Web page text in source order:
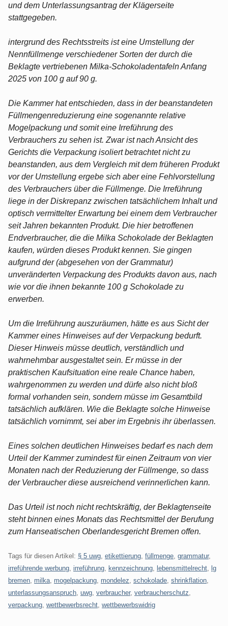
und dem Unterlassungsantrag der Klägerseite
stattgegeben.
intergrund des Rechtsstreits ist eine Umstellung der
Nennfüllmenge verschiedener Sorten der durch die
Beklagte vertriebenen Milka-Schokoladentafeln Anfang
2025 von 100 g auf 90 g.
Die Kammer hat entschieden, dass in der beanstandeten
Füllmengenreduzierung eine sogenannte relative
Mogelpackung und somit eine Irreführung des
Verbrauchers zu sehen ist. Zwar ist nach Ansicht des
Gerichts die Verpackung isoliert betrachtet nicht zu
beanstanden, aus dem Vergleich mit dem früheren Produkt
vor der Umstellung ergebe sich aber eine Fehlvorstellung
des Verbrauchers über die Füllmenge. Die Irreführung
liege in der Diskrepanz zwischen tatsächlichem Inhalt und
optisch vermittelter Erwartung bei einem dem Verbraucher
seit Jahren bekannten Produkt. Die hier betroffenen
Endverbraucher, die die Milka Schokolade der Beklagten
kaufen, würden dieses Produkt kennen. Sie gingen
aufgrund der (abgesehen von der Grammatur)
unveränderten Verpackung des Produkts davon aus, nach
wie vor die ihnen bekannte 100 g Schokolade zu
erwerben.
Um die Irreführung auszuräumen, hätte es aus Sicht der
Kammer eines Hinweises auf der Verpackung bedurft.
Dieser Hinweis müsse deutlich, verständlich und
wahrnehmbar ausgestaltet sein. Er müsse in der
praktischen Kaufsituation eine reale Chance haben,
wahrgenommen zu werden und dürfe also nicht bloß
formal vorhanden sein, sondern müsse im Gesamtbild
tatsächlich aufklären. Wie die Beklagte solche Hinweise
tatsächlich vornimmt, sei aber im Ergebnis ihr überlassen.
Eines solchen deutlichen Hinweises bedarf es nach dem
Urteil der Kammer zumindest für einen Zeitraum von vier
Monaten nach der Reduzierung der Füllmenge, so dass
der Verbraucher diese ausreichend verinnerlichen kann.
Das Urteil ist noch nicht rechtskräftig, der Beklagtenseite
steht binnen eines Monats das Rechtsmittel der Berufung
zum Hanseatischen Oberlandesgericht Bremen offen.
Tags für diesen Artikel: § 5 uwg etikettierung füllmenge grammatur,
irreführende werbung irreführung kennzeichnung lebensmittelrecht
lg
bremen milka mogelpackung mondelez schokolade shrinkflation
unterlassungsanspruch uwg verbraucher, verbraucherschutz
verpackung wettbewerbsrecht wettbewerbswidrig